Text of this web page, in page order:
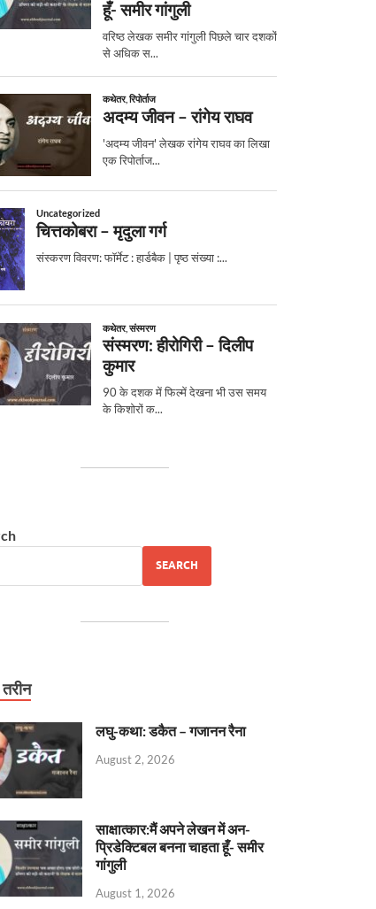
SEARCH
लघु-कथा: डकैत – गजानन रैना
August 2, 2026
साक्षात्कार:मैं अपने लेखन में अन-
प्रिडेक्टिबल बनना चाहता हूँ- समीर
गांगुली
August 1, 2026